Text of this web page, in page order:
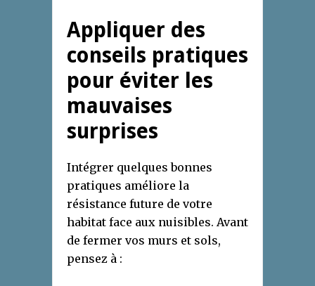
Appliquer des
conseils pratiques
pour éviter les
mauvaises
surprises
Intégrer quelques bonnes
pratiques améliore la
résistance future de votre
habitat face aux nuisibles. Avant
de fermer vos murs et sols,
pensez à :